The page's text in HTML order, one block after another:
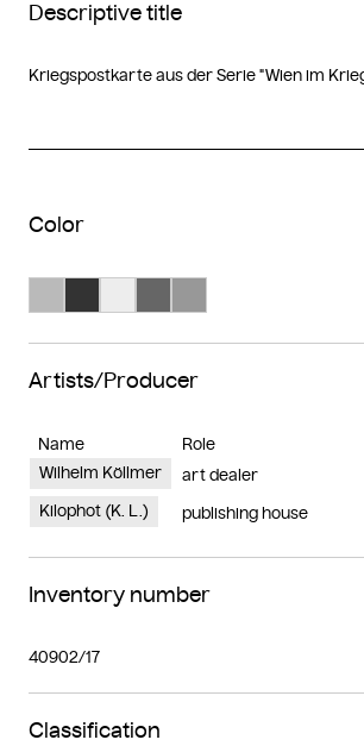
Descriptive title
Kriegspostkarte aus der Serie "Wien im
Color
Artists/Producer
Name
Role
Wilhelm Köllmer
art dealer
Kilophot (K. L.)
publishing house
Inventory number
40902/17
Classification